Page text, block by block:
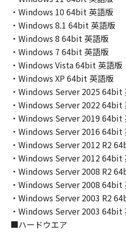
convert to another
modify, disassemble,
reverse engineer the
not have any third party to
3. COPYRIGHT NOTICE
You shall not modify,
copyright notice of Canon
contained in the
thereof.
4. OWNERSHIP
Canon and its licensors
the title, ownership and
rights in and to the
expressly provided
express or implied, is
granted by Canon to you
property of Canon and its
5. EXPORT RESTRICTION
You agree to comply with
・Windows 10 64bit 英語版
・Windows 8.1 64bit 英語版
・Windows 8 64bit 英語版
・Windows 7 64bit 英語版
・Windows Vista 64bit 英語版
・Windows XP 64bit 英語版
・Windows Server 2025 64bit
・Windows Server 2022 64bit
・Windows Server 2019 64bit
・Windows Server 2016 64bit
・Windows Server 2012 R2
・Windows Server 2012 64bit
・Windows Server 2008 R2
・Windows Server 2008 64bit
・Windows Server 2003 R2
・Windows Server 2003 64bit
■ハードウエア